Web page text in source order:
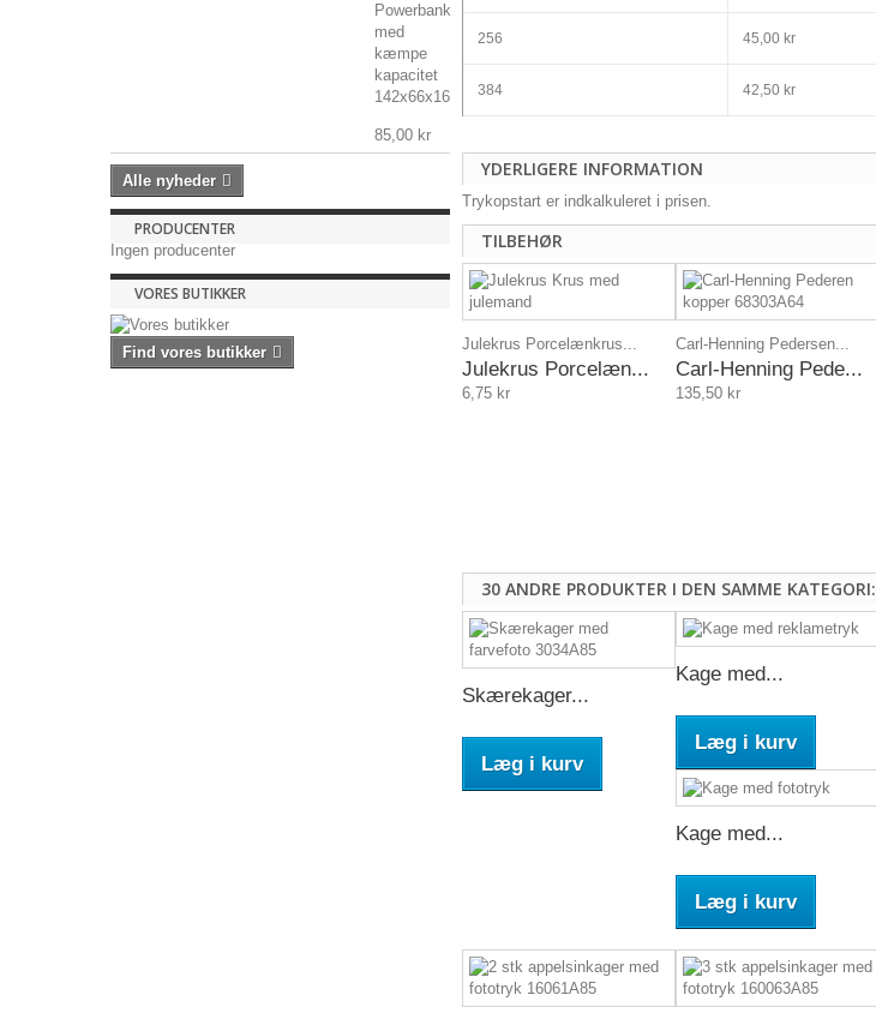
Powerbank
med
kæmpe
kapacitet
142x66x16mm,...
85,00 kr
Alle nyheder
PRODUCENTER
Ingen producenter
VORES BUTIKKER
Find vores butikker
256 45,00 kr
384 42,50 kr
YDERLIGERE INFORMATION
Trykopstart er indkalkuleret i prisen.
TILBEHØR
Julekrus Porcelænkrus...
Julekrus Porcelæn...
6,75 kr
Carl-Henning Pedersen...
Carl-Henning Pede...
135,50 kr
30 ANDRE PRODUKTER I DEN SAMME KATEGORI:
Skærekager...
Læg i kurv
Kage med...
Læg i kurv
Kage med...
Læg i kurv